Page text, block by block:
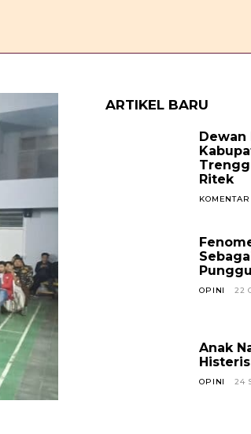
ARTIKEL BARU
Dewan
Ritek
KOMENTAR
OPINI 22
Anak
OPINI 24